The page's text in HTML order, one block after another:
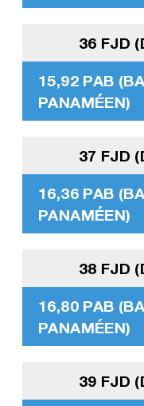
36 FJD
15,92 PAB
PANAMÉEN)
37 FJD
16,36 PAB
PANAMÉEN)
38 FJD
16,80 PAB
PANAMÉEN)
39 FJD